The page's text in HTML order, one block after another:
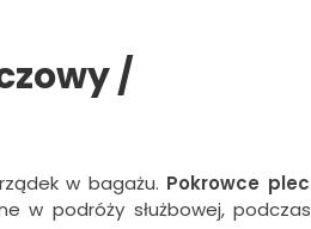
/
w bagażu. Pokrowce
w podróży służbowej,